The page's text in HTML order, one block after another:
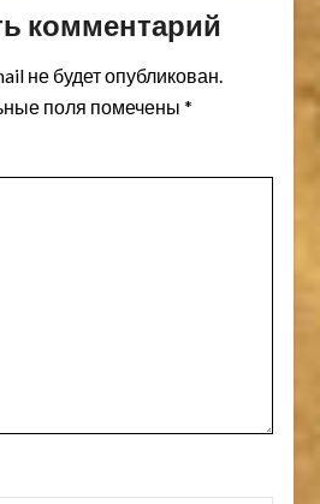
комментарий
не будет опубликован.
поля помечены *